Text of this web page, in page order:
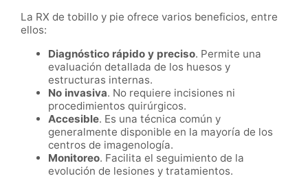
La RX de tobillo y pie ofrece varios beneficios, entre
ellos:
Diagnóstico rápido y preciso. Permite una
evaluación detallada de los huesos y
estructuras internas.
No invasiva. No requiere incisiones ni
procedimientos quirúrgicos.
Accesible. Es una técnica común y
generalmente disponible en la mayoría de los
centros de imagenología.
Monitoreo. Facilita el seguimiento de la
evolución de lesiones y tratamientos.